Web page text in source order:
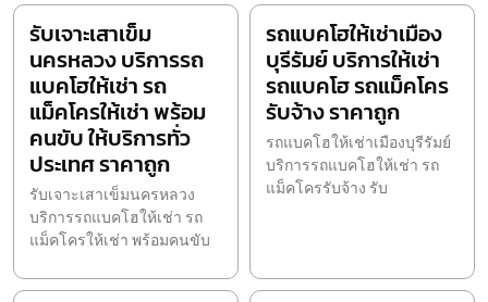
รับเจาะเสาเข็ม
นครหลวง บริการรถ
แบคโฮให้เช่า รถ
แม็คโครให้เช่า พร้อม
คนขับ ให้บริการทั่ว
ประเทศ ราคาถูก
รับเจาะเสาเข็มนครหลวง
บริการรถแบคโฮให้เช่า รถ
แม็คโครให้เช่า พร้อมคนขับ
รถแบคโฮให้เช่าเมือง
บุรีรัมย์ บริการให้เช่า
รถแบคโฮ รถแม็คโคร
รับจ้าง ราคาถูก
รถแบคโฮให้เช่าเมืองบุรีรัมย์
บริการรถแบคโฮให้เช่า รถ
แม็คโครรับจ้าง รับ